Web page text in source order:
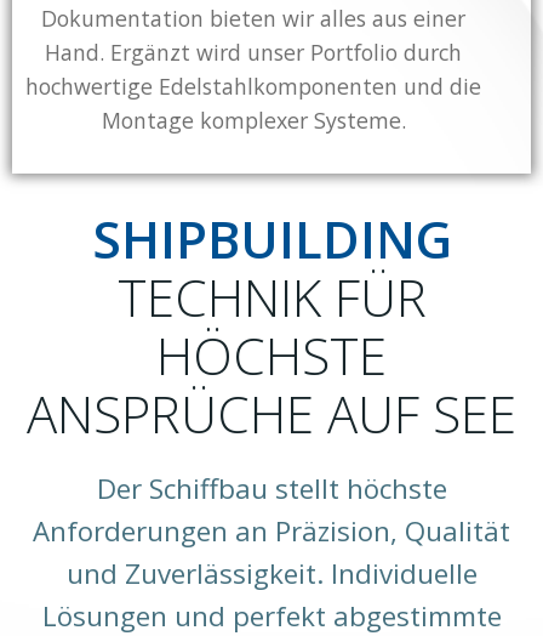
Dokumentation bieten wir alles aus einer
Hand. Ergänzt wird unser Portfolio durch
hochwertige Edelstahlkomponenten und die
Montage komplexer Systeme.
SHIPBUILDING
TECHNIK FÜR
HÖCHSTE
ANSPRÜCHE AUF SEE
Der Schiffbau stellt höchste
Anforderungen an Präzision, Qualität
und Zuverlässigkeit. Individuelle
Lösungen und perfekt abgestimmte